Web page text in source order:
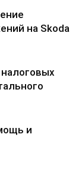
на Skoda
налоговых
и